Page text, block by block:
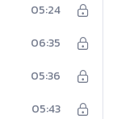
05:24
06:35
05:36
05:43